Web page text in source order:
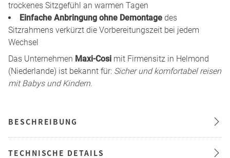
trockenes Sitzgefühl an warmen Tagen
Einfache Anbringung ohne Demontage des
Sitzrahmens verkürzt die Vorbereitungszeit bei jedem
Wechsel
Das Unternehmen Maxi-Cosi mit Firmensitz in Helmond
(Niederlande) ist bekannt für: Sicher und komfortabel reisen
mit Babys und Kindern.
BESCHREIBUNG
TECHNISCHE DETAILS